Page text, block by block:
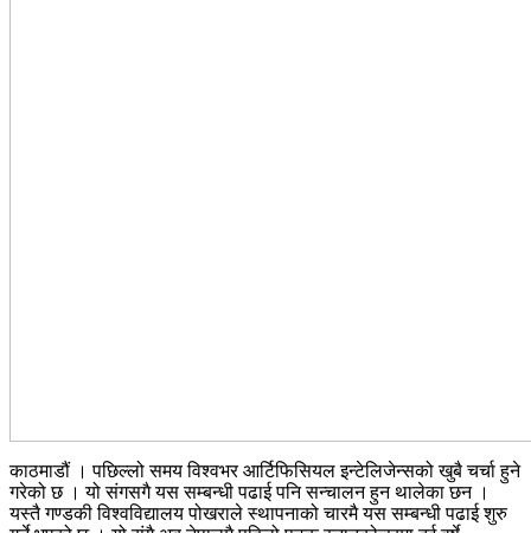
काठमाडौं । पछिल्लो समय विश्वभर आर्टिफिसियल इन्टेलिजेन्सको खुबै चर्चा हुने
गरेको छ । यो संगसगै यस सम्बन्धी पढाई पनि सन्चालन हुन थालेका छन ।
यस्तै गण्डकी विश्वविद्यालय पोखराले स्थापनाको चारमै यस सम्बन्धी पढाई शुरु